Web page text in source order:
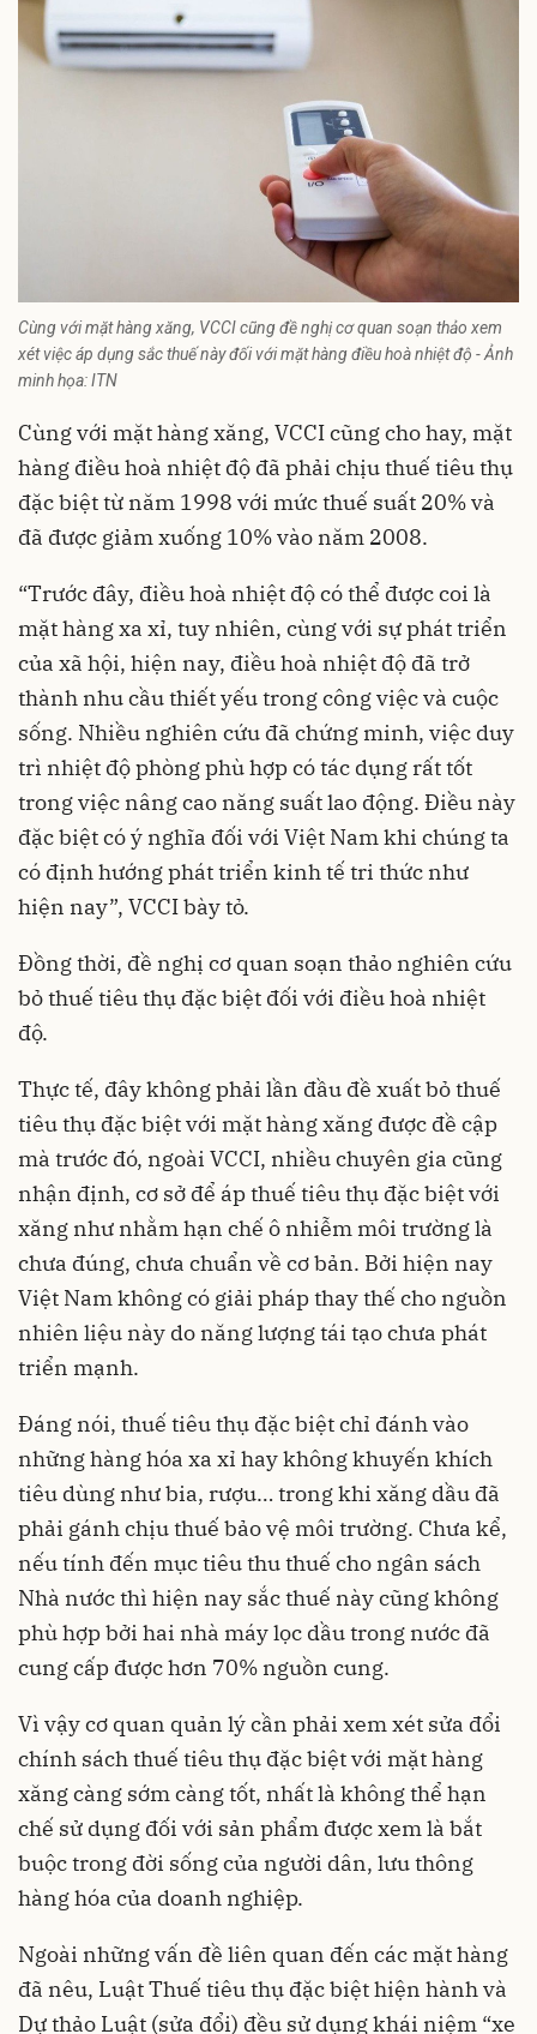
Cùng với mặt hàng xăng, VCCI cũng đề nghị cơ quan soạn thảo xem
xét việc áp dụng sắc thuế này đối với mặt hàng điều hoà nhiệt độ - Ảnh
minh họa: ITN
Cùng với mặt hàng xăng, VCCI cũng cho hay, mặt
hàng điều hoà nhiệt độ đã phải chịu thuế tiêu thụ
đặc biệt từ năm 1998 với mức thuế suất 20% và
đã được giảm xuống 10% vào năm 2008.
“Trước đây, điều hoà nhiệt độ có thể được coi là
mặt hàng xa xỉ, tuy nhiên, cùng với sự phát triển
của xã hội, hiện nay, điều hoà nhiệt độ đã trở
thành nhu cầu thiết yếu trong công việc và cuộc
sống. Nhiều nghiên cứu đã chứng minh, việc duy
trì nhiệt độ phòng phù hợp có tác dụng rất tốt
trong việc nâng cao năng suất lao động. Điều này
đặc biệt có ý nghĩa đối với Việt Nam khi chúng ta
có định hướng phát triển kinh tế tri thức như
hiện nay”, VCCI bày tỏ.
Đồng thời, đề nghị cơ quan soạn thảo nghiên cứu
bỏ thuế tiêu thụ đặc biệt đối với điều hoà nhiệt
độ.
Thực tế, đây không phải lần đầu đề xuất bỏ thuế
tiêu thụ đặc biệt với mặt hàng xăng được đề cập
mà trước đó, ngoài VCCI, nhiều chuyên gia cũng
nhận định, cơ sở để áp thuế tiêu thụ đặc biệt với
xăng như nhằm hạn chế ô nhiễm môi trường là
chưa đúng, chưa chuẩn về cơ bản. Bởi hiện nay
Việt Nam không có giải pháp thay thế cho nguồn
nhiên liệu này do năng lượng tái tạo chưa phát
triển mạnh.
Đáng nói, thuế tiêu thụ đặc biệt chỉ đánh vào
những hàng hóa xa xỉ hay không khuyến khích
tiêu dùng như bia, rượu… trong khi xăng dầu đã
phải gánh chịu thuế bảo vệ môi trường. Chưa kể,
nếu tính đến mục tiêu thu thuế cho ngân sách
Nhà nước thì hiện nay sắc thuế này cũng không
phù hợp bởi hai nhà máy lọc dầu trong nước đã
cung cấp được hơn 70% nguồn cung.
Vì vậy cơ quan quản lý cần phải xem xét sửa đổi
chính sách thuế tiêu thụ đặc biệt với mặt hàng
xăng càng sớm càng tốt, nhất là không thể hạn
chế sử dụng đối với sản phẩm được xem là bắt
buộc trong đời sống của người dân, lưu thông
hàng hóa của doanh nghiệp.
Ngoài những vấn đề liên quan đến các mặt hàng
đã nêu, Luật Thuế tiêu thụ đặc biệt hiện hành và
Dự thảo Luật (sửa đổi) đều sử dụng khái niệm “xe